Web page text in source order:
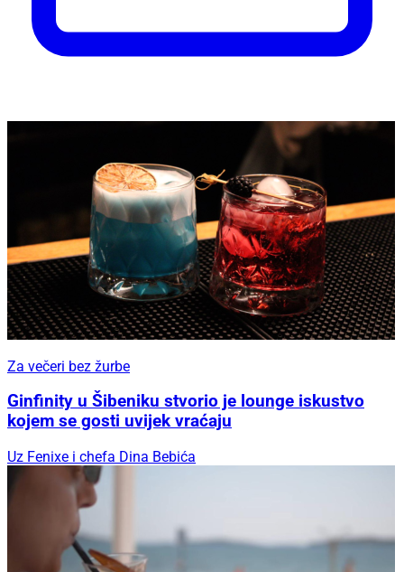
Za večeri bez žurbe
Ginfinity u Šibeniku stvorio je lounge iskustvo
kojem se gosti uvijek vraćaju
Uz Fenixe i chefa Dina Bebića